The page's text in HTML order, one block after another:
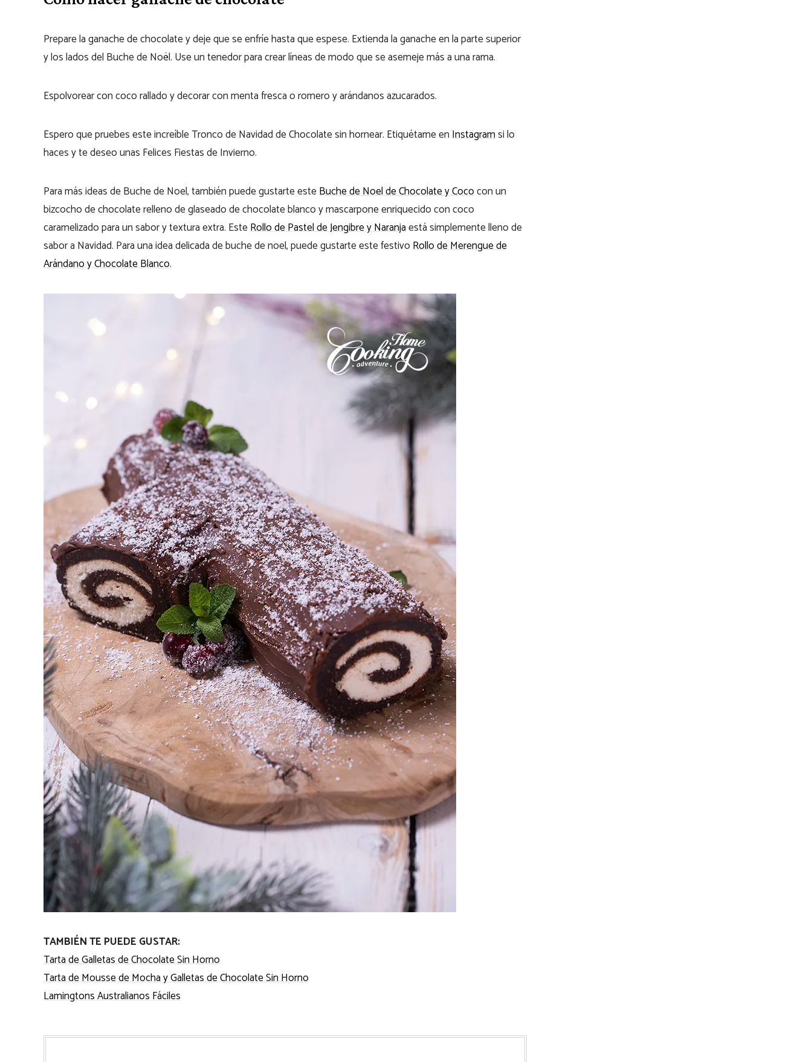
Prepare la ganache de chocolate y deje que se enfríe hasta que espese. Extienda la ganache en la parte superior
y los lados del Buche de Noël. Use un tenedor para crear líneas de modo que se asemeje más a una rama.
Espolvorear con coco rallado y decorar con menta fresca o romero y arándanos azucarados.
Espero que pruebes este increíble Tronco de Navidad de Chocolate sin hornear. Etiquétame enInstagramsi lo
haces y te deseo unas Felices Fiestas de Invierno.
Para más ideas de Buche de Noel, también puede gustarte esteBuche de Noel de Chocolate y Cococon un
bizcocho de chocolate relleno de glaseado de chocolate blanco y mascarpone enriquecido con coco
caramelizado para un sabor y textura extra. EsteRollo de Pastel de Jengibre y Naranjaestá simplemente lleno de
sabor a Navidad. Para una idea delicada de buche de noel, puede gustarte este festivoRollo de Merengue de
Arándano y Chocolate Blanco.
TAMBIÉN TE PUEDE GUSTAR:
Tarta de Galletas de Chocolate Sin Horno
Tarta de Mousse de Mocha y Galletas de Chocolate Sin Horno
Lamingtons Australianos Fáciles